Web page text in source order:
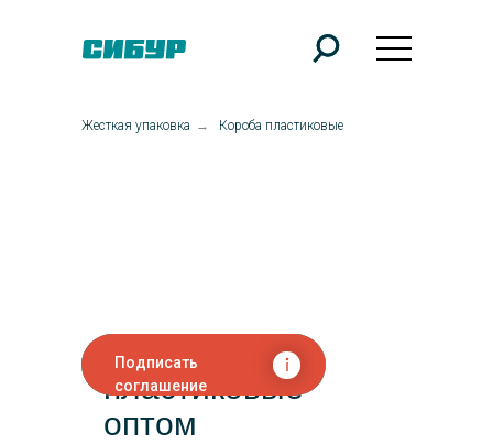
Подписать
соглашение
Жесткая упаковка → Короба пластиковые
Короба
пластиковые
оптом